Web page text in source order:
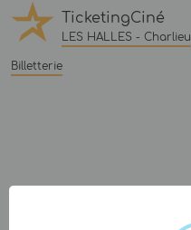
TicketingCiné
LES HALLES - Charlieu
Billetterie